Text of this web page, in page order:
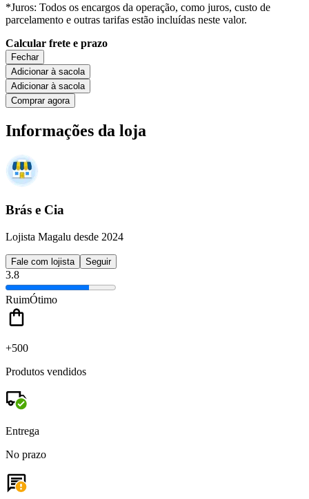
*Juros: Todos os encargos da operação, como juros, custo de
parcelamento e outras tarifas estão incluídas neste valor.
Calcular frete e prazo
Fechar
Adicionar à sacola
Adicionar à sacola
Comprar agora
Informações da loja
Brás e Cia
Lojista Magalu desde 2024
Fale com lojista Seguir
3.8
RuimÓtimo
+500
Produtos vendidos
Entrega
No prazo